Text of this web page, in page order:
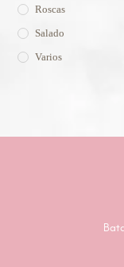
Roscas
Salado
Varios